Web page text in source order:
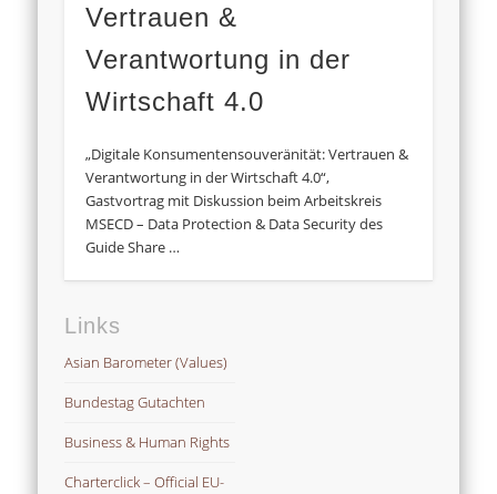
Vertrauen &
Verantwortung in der
Wirtschaft 4.0
„Digitale Konsumentensouveränität: Vertrauen &
Verantwortung in der Wirtschaft 4.0“,
Gastvortrag mit Diskussion beim Arbeitskreis
MSECD – Data Protection & Data Security des
Guide Share …
Links
Asian Barometer (Values)
Bundestag Gutachten
Business & Human Rights
Charterclick – Official EU-